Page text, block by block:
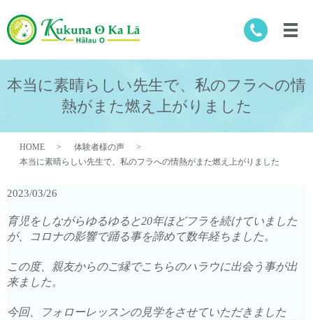
本当に素晴らしい先生で、私のフラへの情
熱がまた燃え上がりました
HOME
体験者様の声
本当に素晴らしい先生で、私のフラへの情熱がまた燃え上がりました
2023/03/26
育児をしながらゆるゆると20年ほどフラを続けていました
が、コロナの影響で踊る事を諦めて数年経ちました。
この度、親友からのご縁でこちらのハラウに出会う事が出
来ました。
今回、フォローレッスンの見学をさせていただきました